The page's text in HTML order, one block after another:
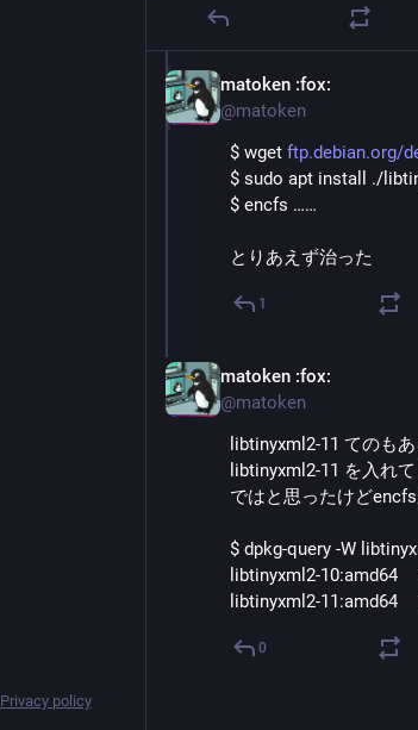
Privacy policy
matoken :fox:
@matoken
$ wget ftp.debian.org/
$ sudo apt install ./
$ encfs ……
とりあえず治った
1
matoken :fox:
@matoken
libtinyxml2-11 てのも
libtinyxml2-11 を入れ
ではと思ったけど
$ dpkg-query -W
libtinyxml2-10:amd64
libtinyxml2-11:amd64
0